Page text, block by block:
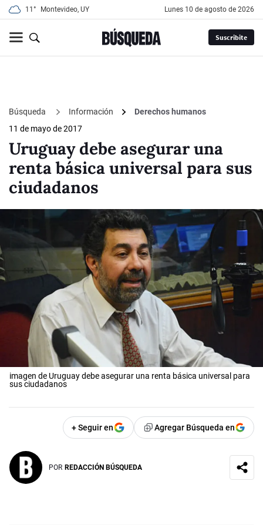
11° Montevideo, UY lunes 10 de agosto de 2026
Suscribite
Búsqueda Información
Derechos humanos
11 de mayo de 2017
Uruguay debe asegurar una
renta básica universal para sus
ciudadanos
imagen de Uruguay debe asegurar una renta básica universal para
sus ciudadanos
+ Seguir en Agregar Búsqueda en
POR REDACCIÓN BÚSQUEDA